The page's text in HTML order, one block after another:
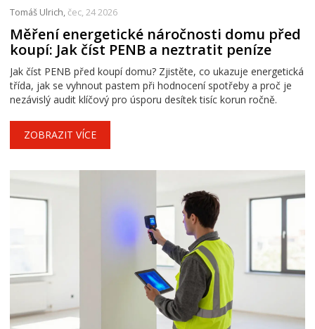
Tomáš Ulrich, čec, 24 2026
Měření energetické náročnosti domu před
koupí: Jak číst PENB a neztratit peníze
Jak číst PENB před koupí domu? Zjistěte, co ukazuje energetická
třída, jak se vyhnout pastem při hodnocení spotřeby a proč je
nezávislý audit klíčový pro úsporu desítek tisíc korun ročně.
ZOBRAZIT VÍCE